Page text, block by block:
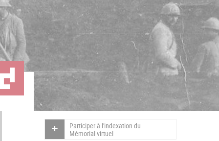
Participer à l'indexation du
Mémorial virtuel